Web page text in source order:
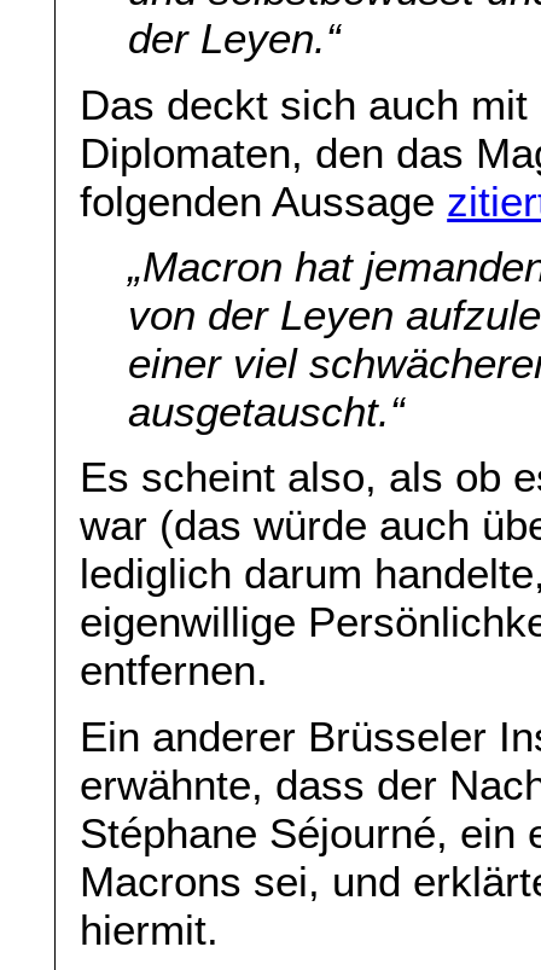
der Leyen.“
Das deckt sich auch
Diplomaten, den das
folgenden Aussage
„Macron hat
von der Leyen
einer viel
ausgetauscht.“
Es scheint also, als ob
war (das würde auch
lediglich darum
eigenwillige
entfernen.
Ein anderer Brüsseler
erwähnte, dass der
Stéphane Séjourné, ein
Macrons sei, und
hiermit.